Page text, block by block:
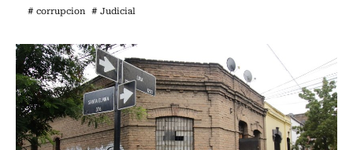
# corrupcion # Judicial